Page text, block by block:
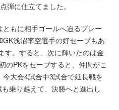
弾に仕立てました。
もに相手ゴールへ迫るプレー
浅沼李空選手の好セーブもあ
す。すると、次に輝いたのは金
のPKをセーブすると、仲間がこ
大会4試合中3試合で延長戦を
乗り越えて、決勝へと進出し